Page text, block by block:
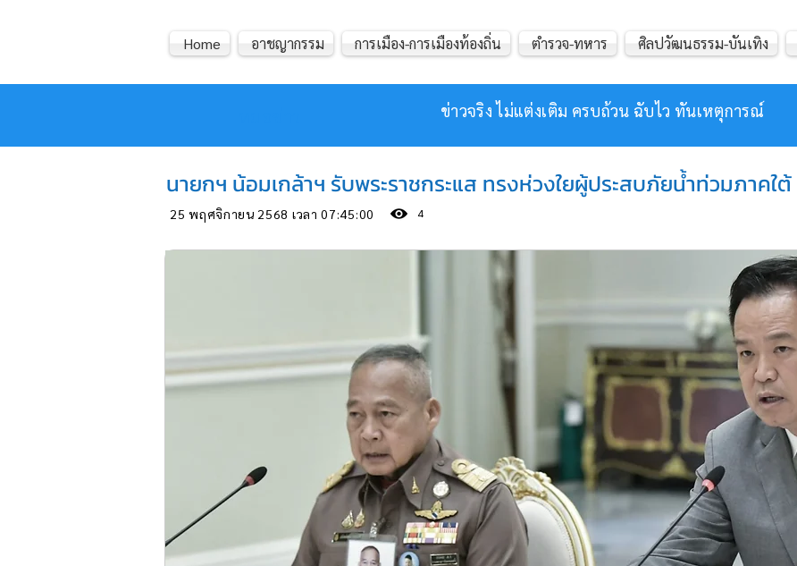
ข่าวจริง ไม่แต่งเติม ครบถ้วน ฉับไว ทันเหตุการณ์
Home อาชญากรรม การเมือง-การเมืองท้องถิ่น ตำรวจ-ทหาร ศิลปวัฒนธรรม-บันเทิง
นายกฯ น้อมเกล้าฯ รับพระราชกระแส ทรงห่วงใยผู้ประสบภัยน้ำท่วมภาคใต้
25 พฤศจิกายน 2568 เวลา 07:45:00 4